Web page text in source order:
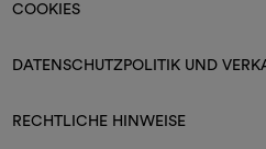
COOKIES
DATENSCHUTZPOLITIK UND
RECHTLICHE HINWEISE